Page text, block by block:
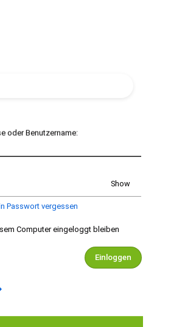
oder Benutzername:
Show
Passwort vergessen
Computer eingeloggt bleiben
Einloggen